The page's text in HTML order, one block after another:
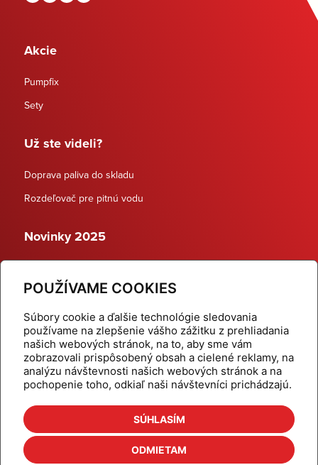
POUŽÍVAME COOKIES
Súbory cookie a ďalšie technológie sledovania
používame na zlepšenie vášho zážitku z prehliadania
našich webových stránok, na to, aby sme vám
zobrazovali prispôsobený obsah a cielené reklamy, na
analýzu návštevnosti našich webových stránok a na
pochopenie toho, odkiaľ naši návštevníci prichádzajú.
SÚHLASÍM
ODMIETAM
Akcie
Pumpfix
Sety
Už ste videli?
Doprava paliva do skladu
Rozdeľovač pre pitnú vodu
Novinky 2025
Dynamické termostatické ventily
Domov
Produkty
Aktuality
Odber šikovné tipy
Kalkulačky
Cenníky
Na stiahnutie
Referencie
Kontakt